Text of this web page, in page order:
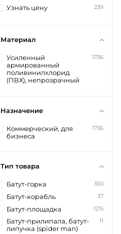
Узнать цену 239
Материал
Усиленный
армированный
поливинилхлорид
(ПВХ), непрозрачный
1736
Назначение
Коммерческий, для
бизнеса
1736
Тип товара
Батут-горка 350
Батут-корабль 37
Батут-площадка 1215
Батут-прилипала, батут-
липучка (spider man)
11